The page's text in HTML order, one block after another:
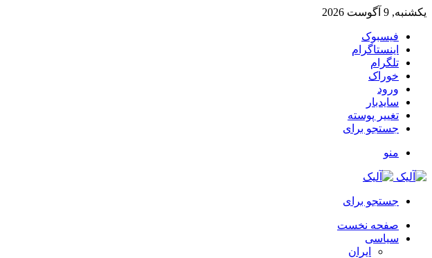
یکشنبه, 9 آگوست 2026
فیسبوک
اینستاگرام
تلگرام
خوراک
ورود
سایدبار
تغییر پوسته
جستجو برای
منو
جستجو برای
صفحه نخست
سیاسی
ایران